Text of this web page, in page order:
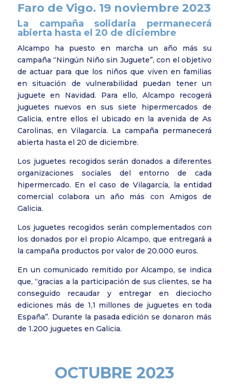
Faro de Vigo. 19 noviembre 2023
La campaña solidaria permanecerá
abierta hasta el 20 de diciembre
Alcampo ha puesto en marcha un año más su
campaña “Ningún Niño sin Juguete”, con el objetivo
de actuar para que los niños que viven en familias
en situación de vulnerabilidad puedan tener un
juguete en Navidad. Para ello, Alcampo recogerá
juguetes nuevos en sus siete hipermercados de
Galicia, entre ellos el ubicado en la avenida de As
Carolinas, en Vilagarcía. La campaña permanecerá
abierta hasta el 20 de diciembre.
Los juguetes recogidos serán donados a diferentes
organizaciones sociales del entorno de cada
hipermercado. En el caso de Vilagarcía, la entidad
comercial colabora un año más con Amigos de
Galicia.
Los juguetes recogidos serán complementados con
los donados por el propio Alcampo, que entregará a
la campaña productos por valor de 20.000 euros.
En un comunicado remitido por Alcampo, se indica
que, “gracias a la participación de sus clientes, se ha
conseguido recaudar y entregar en dieciocho
ediciones más de 1,1 millones de juguetes en toda
España”. Durante la pasada edición se donaron más
de 1.200 juguetes en Galicia.
OCTUBRE 2023